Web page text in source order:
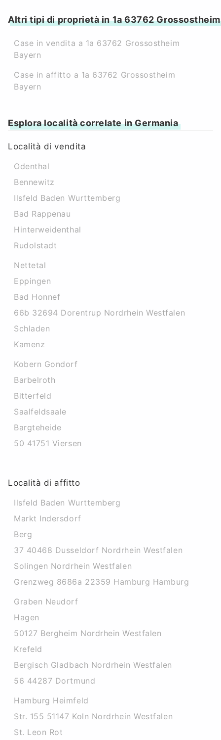
Altri tipi di proprietà in 1a 63762
Case in vendita a 1a 63762 Grossostheim
Bayern
Case in affitto a 1a 63762 Grossostheim
Bayern
Esplora località correlate in Germania
Località di vendita
Odenthal
Bennewitz
Ilsfeld Baden Wurttemberg
Bad Rappenau
Hinterweidenthal
Rudolstadt
Nettetal
Eppingen
Bad Honnef
66b 32694 Dorentrup Nordrhein Westfalen
Schladen
Kamenz
Kobern Gondorf
Barbelroth
Bitterfeld
Saalfeldsaale
Bargteheide
50 41751 Viersen
Località di affitto
Ilsfeld Baden Wurttemberg
Markt Indersdorf
Berg
37 40468 Dusseldorf Nordrhein Westfalen
Solingen Nordrhein Westfalen
Grenzweg 8686a 22359 Hamburg Hamburg
Graben Neudorf
Hagen
50127 Bergheim Nordrhein Westfalen
Krefeld
Bergisch Gladbach Nordrhein Westfalen
56 44287 Dortmund
Hamburg Heimfeld
Str. 155 51147 Koln Nordrhein Westfalen
St. Leon Rot